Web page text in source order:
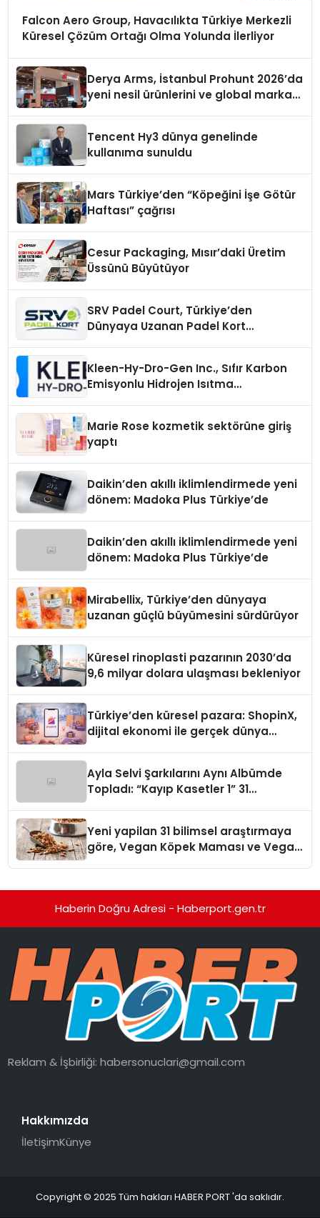
Falcon Aero Group, Havacılıkta Türkiye Merkezli
Küresel Çözüm Ortağı Olma Yolunda İlerliyor
Derya Arms, İstanbul Prohunt 2026’da
yeni nesil ürünlerini ve global marka
Tencent Hy3 dünya genelinde
kullanıma sunuldu
Mars Türkiye’den “Köpeğini İşe Götür
Haftası” çağrısı
Cesur Packaging, Mısır’daki Üretim
Üssünü Büyütüyor
SRV Padel Court, Türkiye’den
Dünyaya Uzanan Padel Kort
Kleen-Hy-Dro-Gen Inc., Sıfır Karbon
Emisyonlu Hidrojen Isıtma
Marie Rose kozmetik sektörüne giriş
yaptı
Daikin’den akıllı iklimlendirmede yeni
dönem: Madoka Plus Türkiye’de
Daikin’den akıllı iklimlendirmede yeni
dönem: Madoka Plus Türkiye’de
Mirabellix, Türkiye’den dünyaya
uzanan güçlü büyümesini sürdürüyor
Küresel rinoplasti pazarının 2030’da
9,6 milyar dolara ulaşması bekleniyor
Türkiye’den küresel pazara: ShopinX,
dijital ekonomi ile gerçek dünya
Ayla Selvi Şarkılarını Aynı Albümde
Topladı: “Kayıp Kasetler 1” 31
Yeni yapilan 31 bilimsel araştırmaya
göre, Vegan Köpek Maması ve Vegan
Haberin Doğru Adresi - Haberport.gen.tr
Reklam & İşbirliği:habersonuclari@gmail.com
Hakkımızda
İletişimKünye
Copyright © 2025 Tüm hakları HABER PORT 'da saklıdır.